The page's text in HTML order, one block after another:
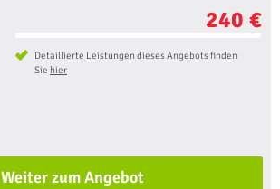
240 €
Detaillierte Leistungen dieses Angebots finden
Sie hier
Weiter zum Angebot